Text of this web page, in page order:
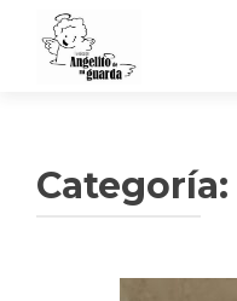
Categoría: